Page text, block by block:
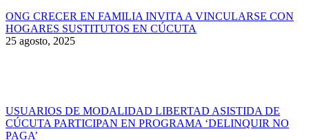
ONG CRECER EN FAMILIA INVITA A VINCULARSE CON
HOGARES SUSTITUTOS EN CÚCUTA
25 agosto, 2025
USUARIOS DE MODALIDAD LIBERTAD ASISTIDA DE
CÚCUTA PARTICIPAN EN PROGRAMA ‘DELINQUIR NO
PAGA’